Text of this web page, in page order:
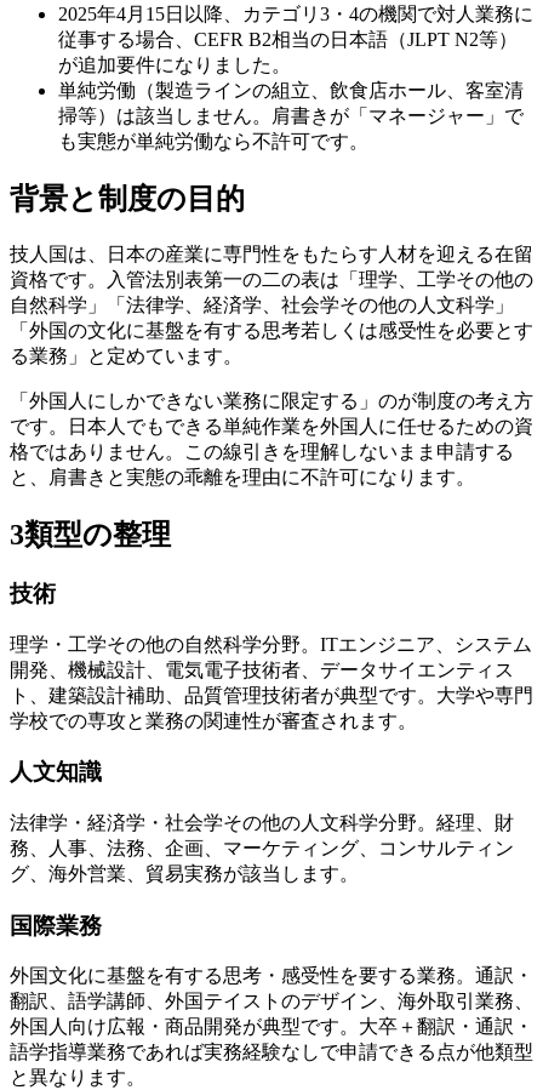
2025年4月15日以降、カテゴリ3・4の機関で対人業務に
従事する場合、CEFR B2相当の日本語（JLPT N2等）
が追加要件になりました。
単純労働（製造ラインの組立、飲食店ホール、客室清
掃等）は該当しません。肩書きが「マネージャー」で
も実態が単純労働なら不許可です。
背景と制度の目的
技人国は、日本の産業に専門性をもたらす人材を迎える在留
資格です。入管法別表第一の二の表は「理学、工学その他の
自然科学」「法律学、経済学、社会学その他の人文科学」
「外国の文化に基盤を有する思考若しくは感受性を必要とす
る業務」と定めています。
「外国人にしかできない業務に限定する」のが制度の考え方
です。日本人でもできる単純作業を外国人に任せるための資
格ではありません。この線引きを理解しないまま申請する
と、肩書きと実態の乖離を理由に不許可になります。
3類型の整理
技術
理学・工学その他の自然科学分野。ITエンジニア、システム
開発、機械設計、電気電子技術者、データサイエンティス
ト、建築設計補助、品質管理技術者が典型です。大学や専門
学校での専攻と業務の関連性が審査されます。
人文知識
法律学・経済学・社会学その他の人文科学分野。経理、財
務、人事、法務、企画、マーケティング、コンサルティン
グ、海外営業、貿易実務が該当します。
国際業務
外国文化に基盤を有する思考・感受性を要する業務。通訳・
翻訳、語学講師、外国テイストのデザイン、海外取引業務、
外国人向け広報・商品開発が典型です。大卒＋翻訳・通訳・
語学指導業務であれば実務経験なしで申請できる点が他類型
と異なります。